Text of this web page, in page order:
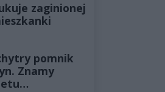
zaginionej
pomnik
Znamy